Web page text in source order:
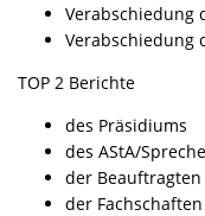
Verabschiedung
Verabschiedung
TOP 2 Berichte
des Präsidiums
des AStA/
der Beauftragten
der Fachschaften